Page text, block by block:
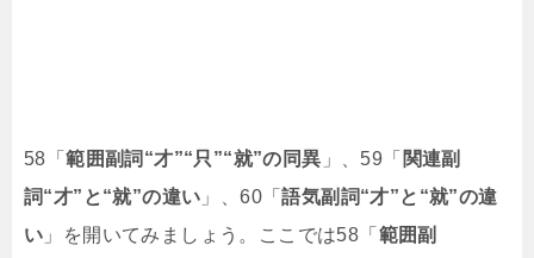
58「範囲副詞“才”“只”“就”の同異 」、59「 関連副
詞“才”と“就”の違い 」、60「語気副詞“才”と“就”の違
い 」を開いてみましょう。ここでは58「 範囲副